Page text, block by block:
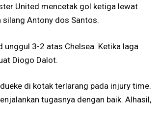
United mencetak gol ketiga lewat
Antony dos Santos.
3-2 atas Chelsea. Ketika laga
Diogo Dalot.
di kotak terlarang pada injury time.
tugasnya dengan baik. Alhasil,